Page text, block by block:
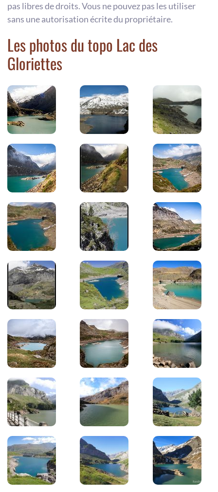
pas libres de droits. Vous ne pouvez pas les utiliser
sans une autorisation écrite du propriétaire.
Les photos du topo Lac des
Gloriettes